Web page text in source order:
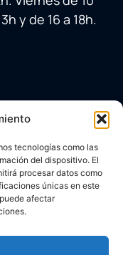
tecnologías como las
del dispositivo. El
procesar datos como
únicas en este
afectar
y de 16 a 18h.